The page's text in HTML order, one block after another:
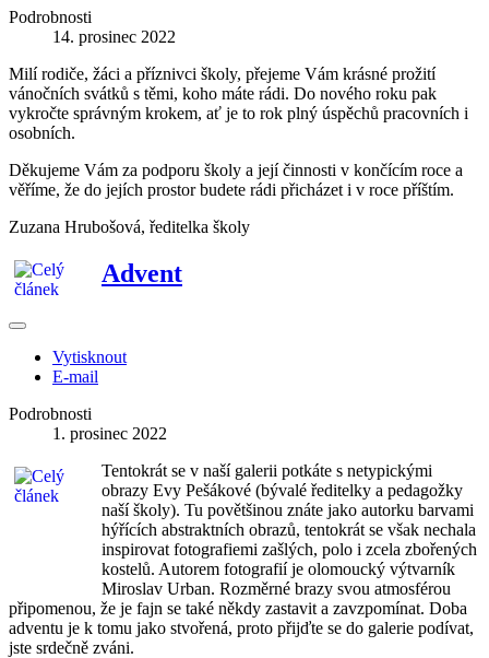
Podrobnosti
14. prosinec 2022
Milí rodiče, žáci a příznivci školy, přejeme Vám krásné prožití
vánočních svátků s těmi, koho máte rádi. Do nového roku pak
vykročte správným krokem, ať je to rok plný úspěchů pracovních i
osobních.
Děkujeme Vám za podporu školy a její činnosti v končícím roce a
věříme, že do jejích prostor budete rádi přicházet i v roce příštím.
Zuzana Hrubošová, ředitelka školy
Advent
Vytisknout
E-mail
Podrobnosti
1. prosinec 2022
Tentokrát se v naší galerii potkáte s netypickými
obrazy Evy Pešákové (bývalé ředitelky a pedagožky
naší školy). Tu povětšinou znáte jako autorku barvami
hýřících abstraktních obrazů, tentokrát se však nechala
inspirovat fotografiemi zašlých, polo i zcela zbořených
kostelů. Autorem fotografií je olomoucký výtvarník
Miroslav Urban. Rozměrné brazy svou atmosférou
připomenou, že je fajn se také někdy zastavit a zavzpomínat. Doba
adventu je k tomu jako stvořená, proto přijďte se do galerie podívat,
jste srdečně zváni.